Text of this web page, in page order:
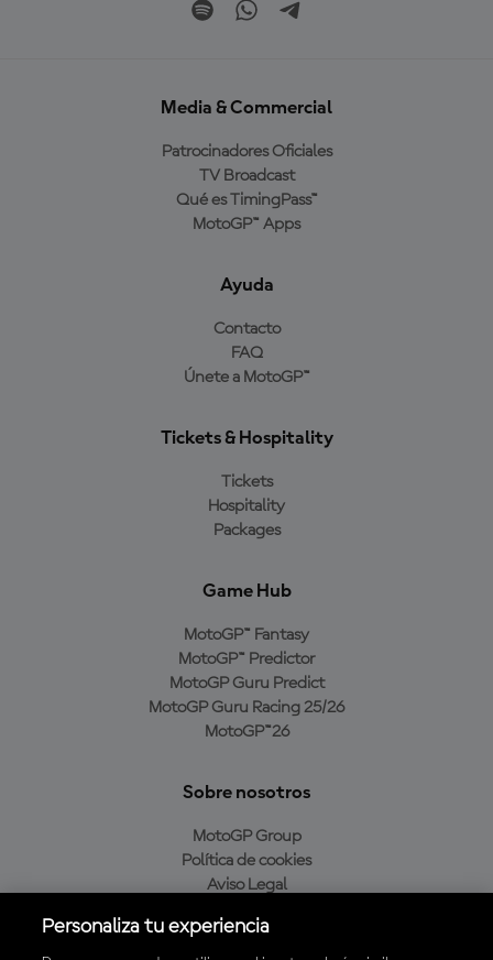
Media & Commercial
Patrocinadores Oficiales
TV Broadcast
Qué es TimingPass™
MotoGP™ Apps
Ayuda
Contacto
FAQ
Únete a MotoGP™
Tickets & Hospitality
Tickets
Hospitality
Packages
Game Hub
MotoGP™ Fantasy
MotoGP™ Predictor
MotoGP Guru Predict
MotoGP Guru Racing 25/26
MotoGP™26
Sobre nosotros
MotoGP Group
Política de cookies
Aviso Legal
Política de compra
Personaliza tu experiencia